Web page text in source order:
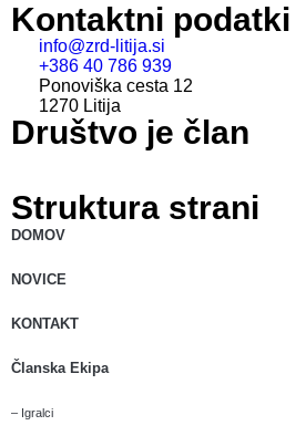
Kontaktni podatki
info@zrd-litija.si
+386 40 786 939
Ponoviška cesta 12
1270 Litija
Društvo je član
Struktura strani
DOMOV
NOVICE
KONTAKT
Članska Ekipa
– Igralci